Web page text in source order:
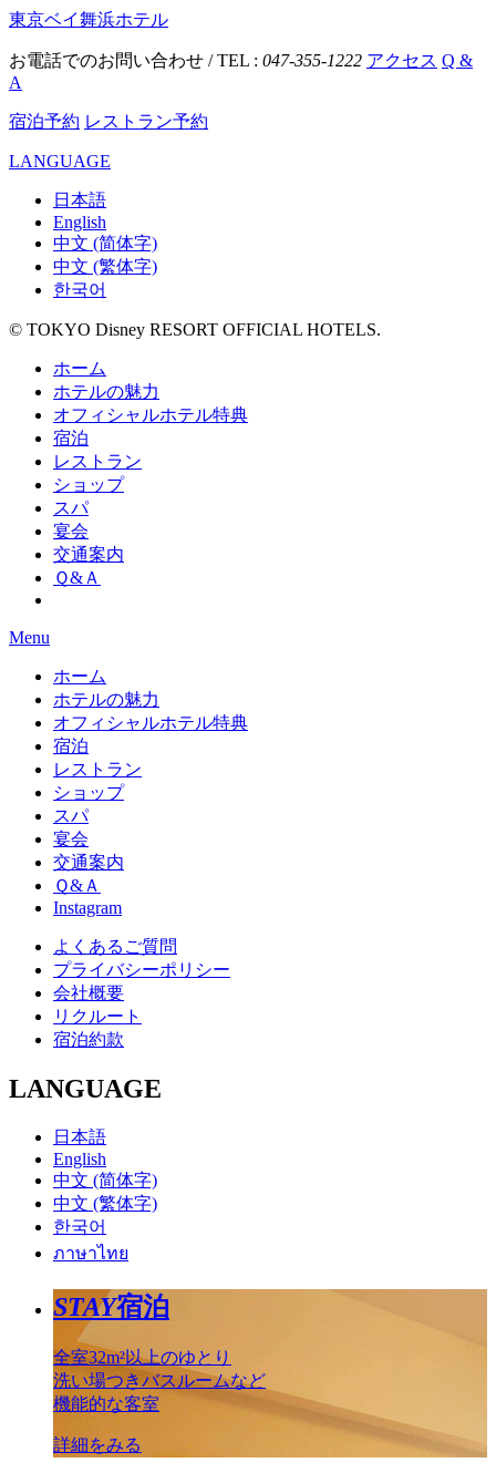
東京ベイ舞浜ホテル
お電話でのお問い合わせ / TEL : 047-355-1222 アクセス Q &
A
宿泊予約 レストラン予約
LANGUAGE
日本語
English
中文 (简体字)
中文 (繁体字)
한국어
© TOKYO Disney RESORT OFFICIAL HOTELS.
ホーム
ホテルの魅力
オフィシャルホテル特典
宿泊
レストラン
ショップ
スパ
宴会
交通案内
Ｑ&Ａ
Menu
ホーム
ホテルの魅力
オフィシャルホテル特典
宿泊
レストラン
ショップ
スパ
宴会
交通案内
Ｑ&Ａ
Instagram
よくあるご質問
プライバシーポリシー
会社概要
リクルート
宿泊約款
LANGUAGE
日本語
English
中文 (简体字)
中文 (繁体字)
한국어
ภาษาไทย
STAY宿泊
全室32m²以上のゆとり
洗い場つきバスルームなど
機能的な客室
詳細をみる